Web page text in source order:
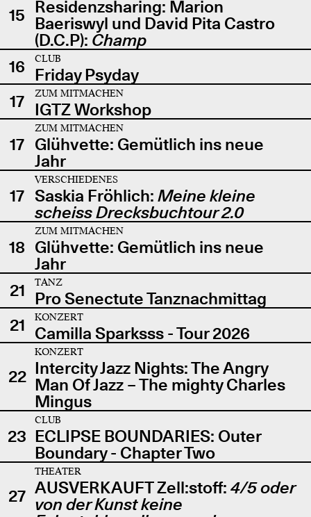
15 Residenzsharing: Marion
Baeriswyl und David Pita Castro
(D.C.P): Champ
16
CLUB
Friday Psyday
17
ZUM MITMACHEN
IGTZ Workshop
17
ZUM MITMACHEN
Glühvette: Gemütlich ins neue
Jahr
17
VERSCHIEDENES
Saskia Fröhlich: Meine kleine
scheiss Drecksbuchtour 2.0
18
ZUM MITMACHEN
Glühvette: Gemütlich ins neue
Jahr
21
TANZ
Pro Senectute Tanznachmittag
21
KONZERT
Camilla Sparksss - Tour 2026
22
KONZERT
Intercity Jazz Nights: The Angry
Man Of Jazz – The mighty Charles
Mingus
23
CLUB
ECLIPSE BOUNDARIES: Outer
Boundary - Chapter Two
27
THEATER
AUSVERKAUFT Zell:stoff: 4/5 oder
von der Kunst keine